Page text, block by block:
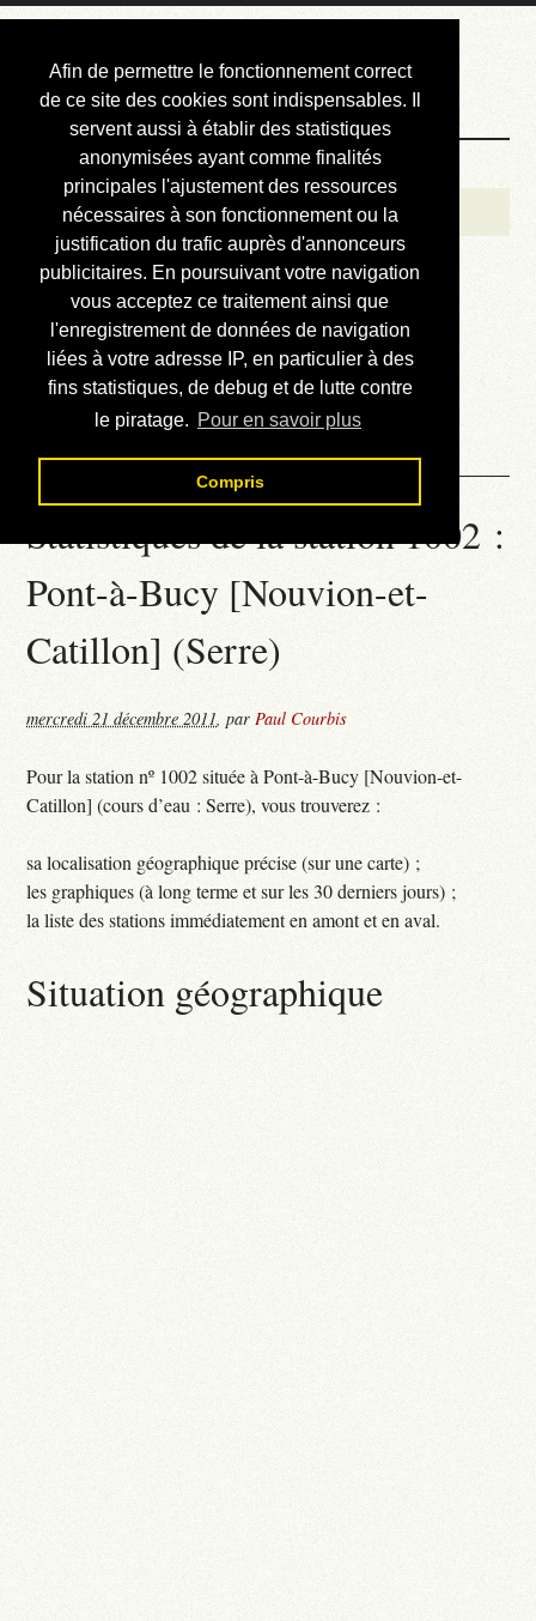
Afin de permettre le fonctionnement correct
de ce site des cookies sont indispensables. Il
servent aussi à établir des statistiques
anonymisées ayant comme finalités
principales l'ajustement des ressources
nécessaires à son fonctionnement ou la
justification du trafic auprès d'annonceurs
publicitaires. En poursuivant votre navigation
vous acceptez ce traitement ainsi que
l'enregistrement de données de navigation
liées à votre adresse IP, en particulier à des
fins statistiques, de debug et de lutte contre
le piratage. Pour en savoir plus
Compris
Courbis, « LE »
Blog Officiel
Bienvenue
Réalisations
Divers (et d’été)
Annonces
Liens externes
Téléchargement
Contact
Statistiques de la station 1002 :
Pont-à-Bucy [Nouvion-et-
Catillon] (Serre)
mercredi 21 décembre 2011,parPaul Courbis
Pour la station nº 1002 située à Pont-à-Bucy [Nouvion-et-
Catillon] (cours d’eau : Serre), vous trouverez :
sa localisation géographique précise (sur une carte) ;
les graphiques (à long terme et sur les 30 derniers jours) ;
la liste des stations immédiatement en amont et en aval.
Situation géographique